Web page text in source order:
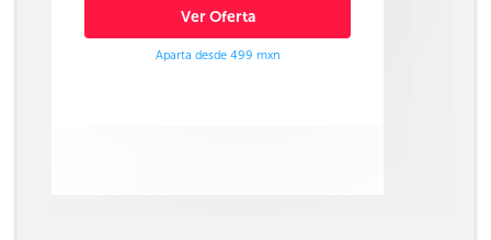
Ver Oferta
Aparta desde 499 mxn